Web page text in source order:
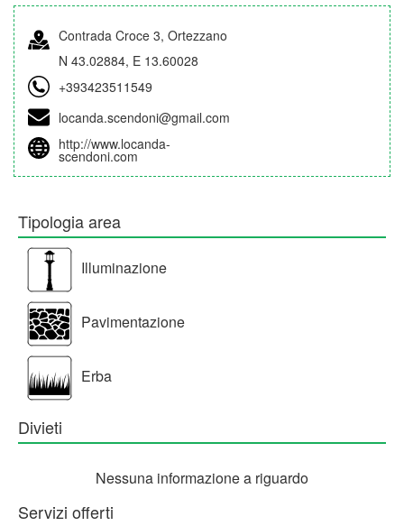
Contrada Croce 3, Ortezzano
N 43.02884, E 13.60028
+393423511549
locanda.scendoni@gmail.com
http://www.locanda-
scendoni.com
Tipologia area
Illuminazione
Pavimentazione
Erba
Divieti
Nessuna informazione a riguardo
Servizi offerti